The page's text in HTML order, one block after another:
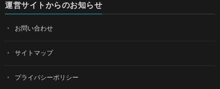
運営サイトからのお知らせ
お問い合わせ
サイトマップ
プライバシーポリシー